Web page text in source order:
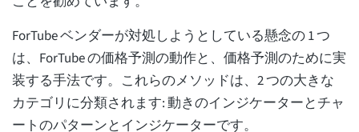
ForTube ベンダーが対処しようとしている懸念の 1 つ
は、ForTube の価格予測の動作と、価格予測のために実
装する手法です。これらのメソッドは、2 つの大きな
カテゴリに分類されます: 動きのインジケーターとチャ
ートのパターンとインジケーターです。